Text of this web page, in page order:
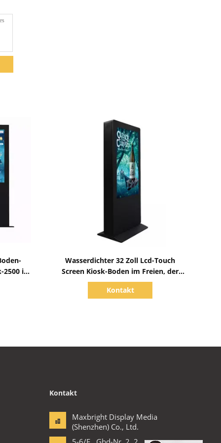
2500 im
Wasserdichter 32 Zoll Lcd-Touch
Screen Kiosk-Boden im Freien, der
2500 Nissen steht
Kontakt
Kontakt
Maxbright Display Media
(Shenzhen) Co., Ltd.